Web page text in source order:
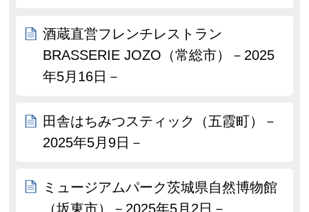
酒蔵直営フレンチレストラン
BRASSERIE JOZO（常総市）－2025
年5月16日－
田舎はちみつスティック（五霞町）－
2025年5月9日－
ミュージアムパーク茨城県自然博物館
（坂東市）－2025年5月2日－